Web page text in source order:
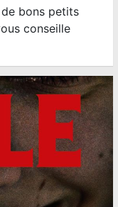
bons petits
conseille